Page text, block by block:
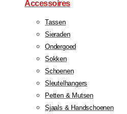
Accessoires
Tassen
Sieraden
Ondergoed
Sokken
Schoenen
Sleutelhangers
Petten & Mutsen
Sjaals & Handschoenen